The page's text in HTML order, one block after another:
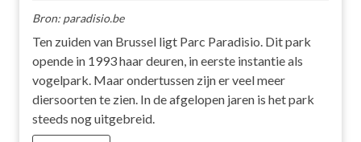
Bron: paradisio.be
Ten zuiden van Brussel ligt Parc Paradisio. Dit park
opende in 1993 haar deuren, in eerste instantie als
vogelpark. Maar ondertussen zijn er veel meer
diersoorten te zien. In de afgelopen jaren is het park
steeds nog uitgebreid.